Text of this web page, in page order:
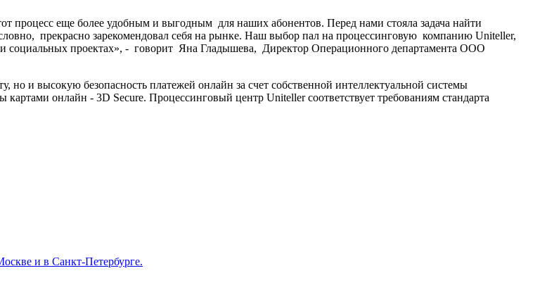
процесс еще более удобным и выгодным для наших абонентов. Перед нами стояла задача найти
прекрасно зарекомендовал себя на рынке. Наш выбор пал на процессинговую компанию Uniteller,
и социальных проектах», - говорит Яна Гладышева, Директор Операционного департамента ООО
но и высокую безопасность платежей онлайн за счет собственной интеллектуальной системы
онлайн - 3D Secure. Процессинговый центр Uniteller соответствует требованиям стандарта
и в Санкт-Петербурге.